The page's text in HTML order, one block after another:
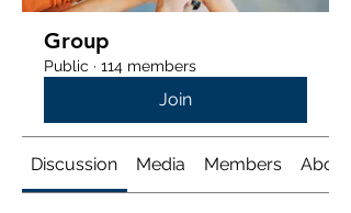
Group
Public · 114 members
Join
Discussion Media Members About